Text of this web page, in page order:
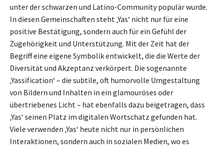
unter der schwarzen und Latino-Community populär wurde.
In diesen Gemeinschaften steht ‚Yas‘ nicht nur für eine
positive Bestätigung, sondern auch für ein Gefühl der
Zugehörigkeit und Unterstützung. Mit der Zeit hat der
Begriff eine eigene Symbolik entwickelt, die die Werte der
Diversität und Akzeptanz verkörpert. Die sogenannte
‚Yassification‘ – die subtile, oft humorvolle Umgestaltung
von Bildern und Inhalten in ein glamouröses oder
übertriebenes Licht – hat ebenfalls dazu beigetragen, dass
‚Yas‘ seinen Platz im digitalen Wortschatz gefunden hat.
Viele verwenden ‚Yas‘ heute nicht nur in persönlichen
Interaktionen, sondern auch in sozialen Medien, wo es